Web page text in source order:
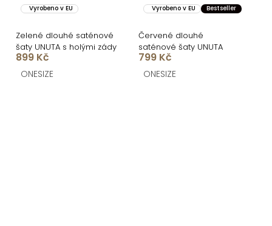
Vyrobeno v EU
Zelené dlouhé saténové
šaty UNUTA s holými zády
899 Kč
ONESIZE
Vyrobeno v EU Bestseller
Červené dlouhé
saténové šaty UNUTA
799 Kč
ONESIZE